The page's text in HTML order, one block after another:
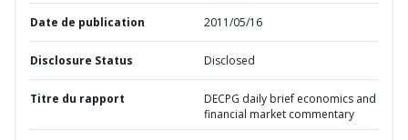
Date de publication 2011/05/16
Disclosure Status Disclosed
Titre du rapport
DECPG daily brief economics and
financial market commentary